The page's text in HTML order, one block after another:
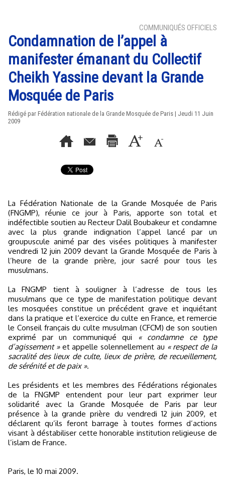
COMMUNIQUÉS OFFICIELS
Condamnation de l’appel à
manifester émanant du Collectif
Cheikh Yassine devant la Grande
Mosquée de Paris
Rédigé par Fédération nationale de la Grande Mosquée de Paris | Jeudi 11 Juin
2009
La Fédération Nationale de la Grande Mosquée de Paris
(FNGMP), réunie ce jour à Paris, apporte son total et
indéfectible soutien au Recteur Dalil Boubakeur et condamne
avec la plus grande indignation l’appel lancé par un
groupuscule animé par des visées politiques à manifester
vendredi 12 juin 2009 devant la Grande Mosquée de Paris à
l’heure de la grande prière, jour sacré pour tous les
musulmans.
La FNGMP tient à souligner à l’adresse de tous les
musulmans que ce type de manifestation politique devant
les mosquées constitue un précédent grave et inquiétant
dans la pratique et l‘exercice du culte en France, et remercie
le Conseil français du culte musulman (CFCM) de son soutien
exprimé par un communiqué qui
« condamne ce type
d’agissement »et appelle solennellement au « respect de la
sacralité des lieux de culte, lieux de prière, de recueillement,
de sérénité et de paix ».
Les présidents et les membres des Fédérations régionales
de la FNGMP entendent pour leur part exprimer leur
solidarité avec la Grande Mosquée de Paris par leur
présence à la grande prière du vendredi 12 juin 2009, et
déclarent qu’ils feront barrage à toutes formes d’actions
visant à déstabiliser cette honorable institution religieuse de
l’islam de France.
Paris, le 10 mai 2009.